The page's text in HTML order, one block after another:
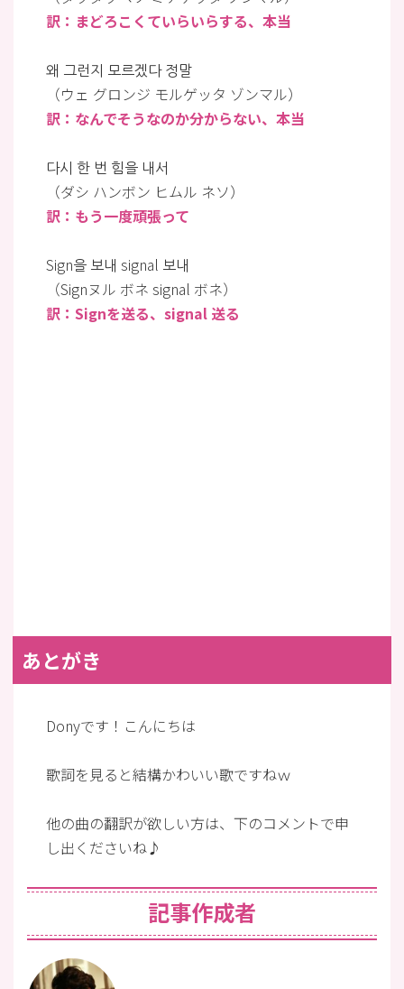
訳：まどろこくていらいらする、本当
왜 그런지 모르겠다 정말
（ウェ グロンジ モルゲッタ ゾンマル）
訳：なんでそうなのか分からない、本当
다시 한 번 힘을 내서
（ダシ ハンボン ヒムル ネソ）
訳：もう一度頑張って
Sign을 보내 signal 보내
（Signヌル ボネ signal ボネ）
訳：Signを送る、signal 送る
あとがき
Donyです！こんにちは
歌詞を見ると結構かわいい歌ですねｗ
他の曲の翻訳が欲しい方は、下のコメントで申
し出くださいね♪
記事作成者